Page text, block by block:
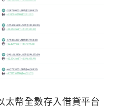
太幣全數存入借貸平台